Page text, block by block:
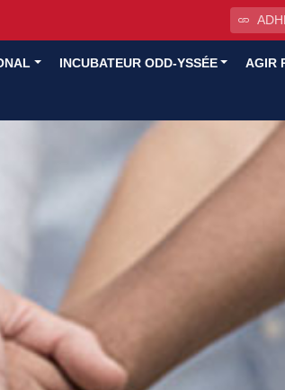
INCUBATEUR ODD-YSSÉE AGIR